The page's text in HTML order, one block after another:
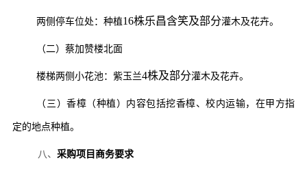
两侧停车位处：种植16株乐昌含笑及部分灌木及花卉。
（二）蔡加赞楼北面
楼梯两侧小花池：紫玉兰4株及部分灌木及花卉。
（三）香樟（种植）内容包括挖香樟、校内运输，在甲方指
定的地点种植。
八、 采购项目商务要求